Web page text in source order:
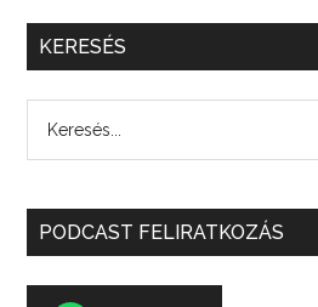
KERESÉS
PODCAST FELIRATKOZÁS